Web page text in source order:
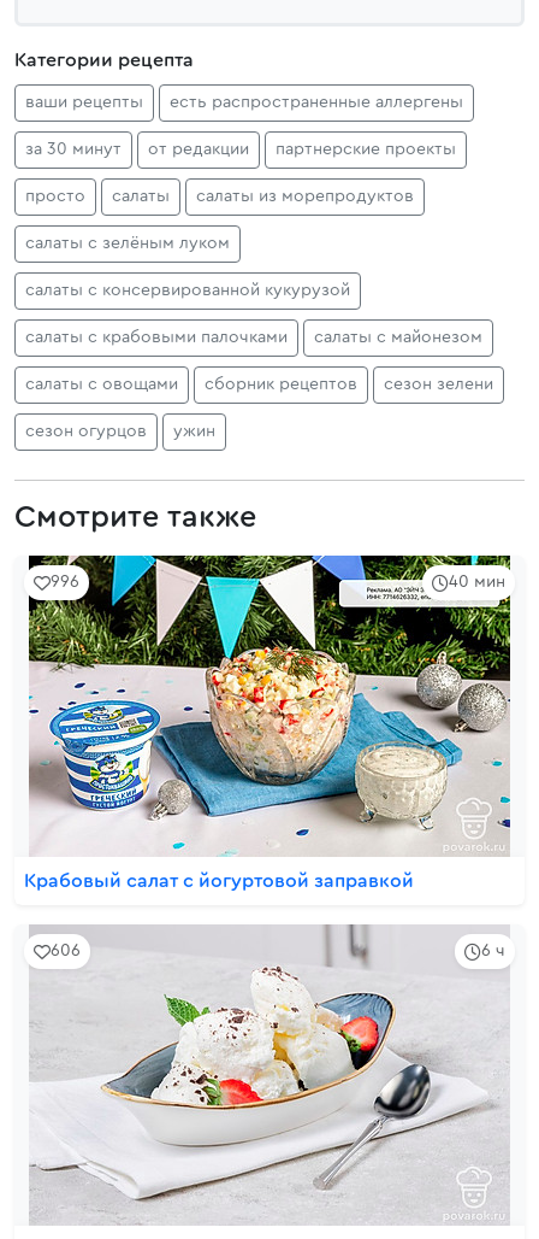
Категории рецепта
ваши рецепты есть распространенные аллергены
за 30 минут от редакции партнерские проекты
просто салаты салаты из морепродуктов
салаты с зелёным луком
салаты с консервированной кукурузой
салаты с крабовыми палочками салаты с майонезом
салаты с овощами сборник рецептов сезон зелени
сезон огурцов ужин
Смотрите также
40 мин
996
Крабовый салат с йогуртовой заправкой
6 ч
606